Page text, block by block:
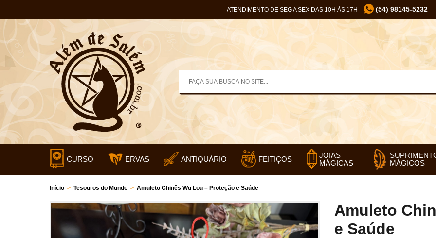
ATENDIMENTO DE SEG A SEX DAS 10H ÀS 17H (54) 98145-5232
CURSO ERVAS ANTIQUÁRIO FEITIÇOS
JOIAS
MÁGICAS
MÁGICOS
Início > Tesouros do Mundo > Amuleto Chinês Wu Lou – Proteção e Saúde
Amuleto
e Saúde